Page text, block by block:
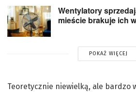
Wentylatory
mieście brakuje ich
POKAŻ WIĘCEJ
Teoretycznie niewielką, ale bardzo